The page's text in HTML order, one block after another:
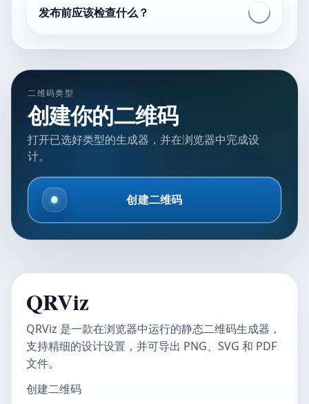
发布前应该检查什么？
二维码类型
创建你的二维码
打开已选好类型的生成器，并在浏览器中完成设
计。
创建二维码
QRViz
QRViz 是一款在浏览器中运行的静态二维码生成器，
支持精细的设计设置，并可导出 PNG、SVG 和 PDF
文件。
创建二维码